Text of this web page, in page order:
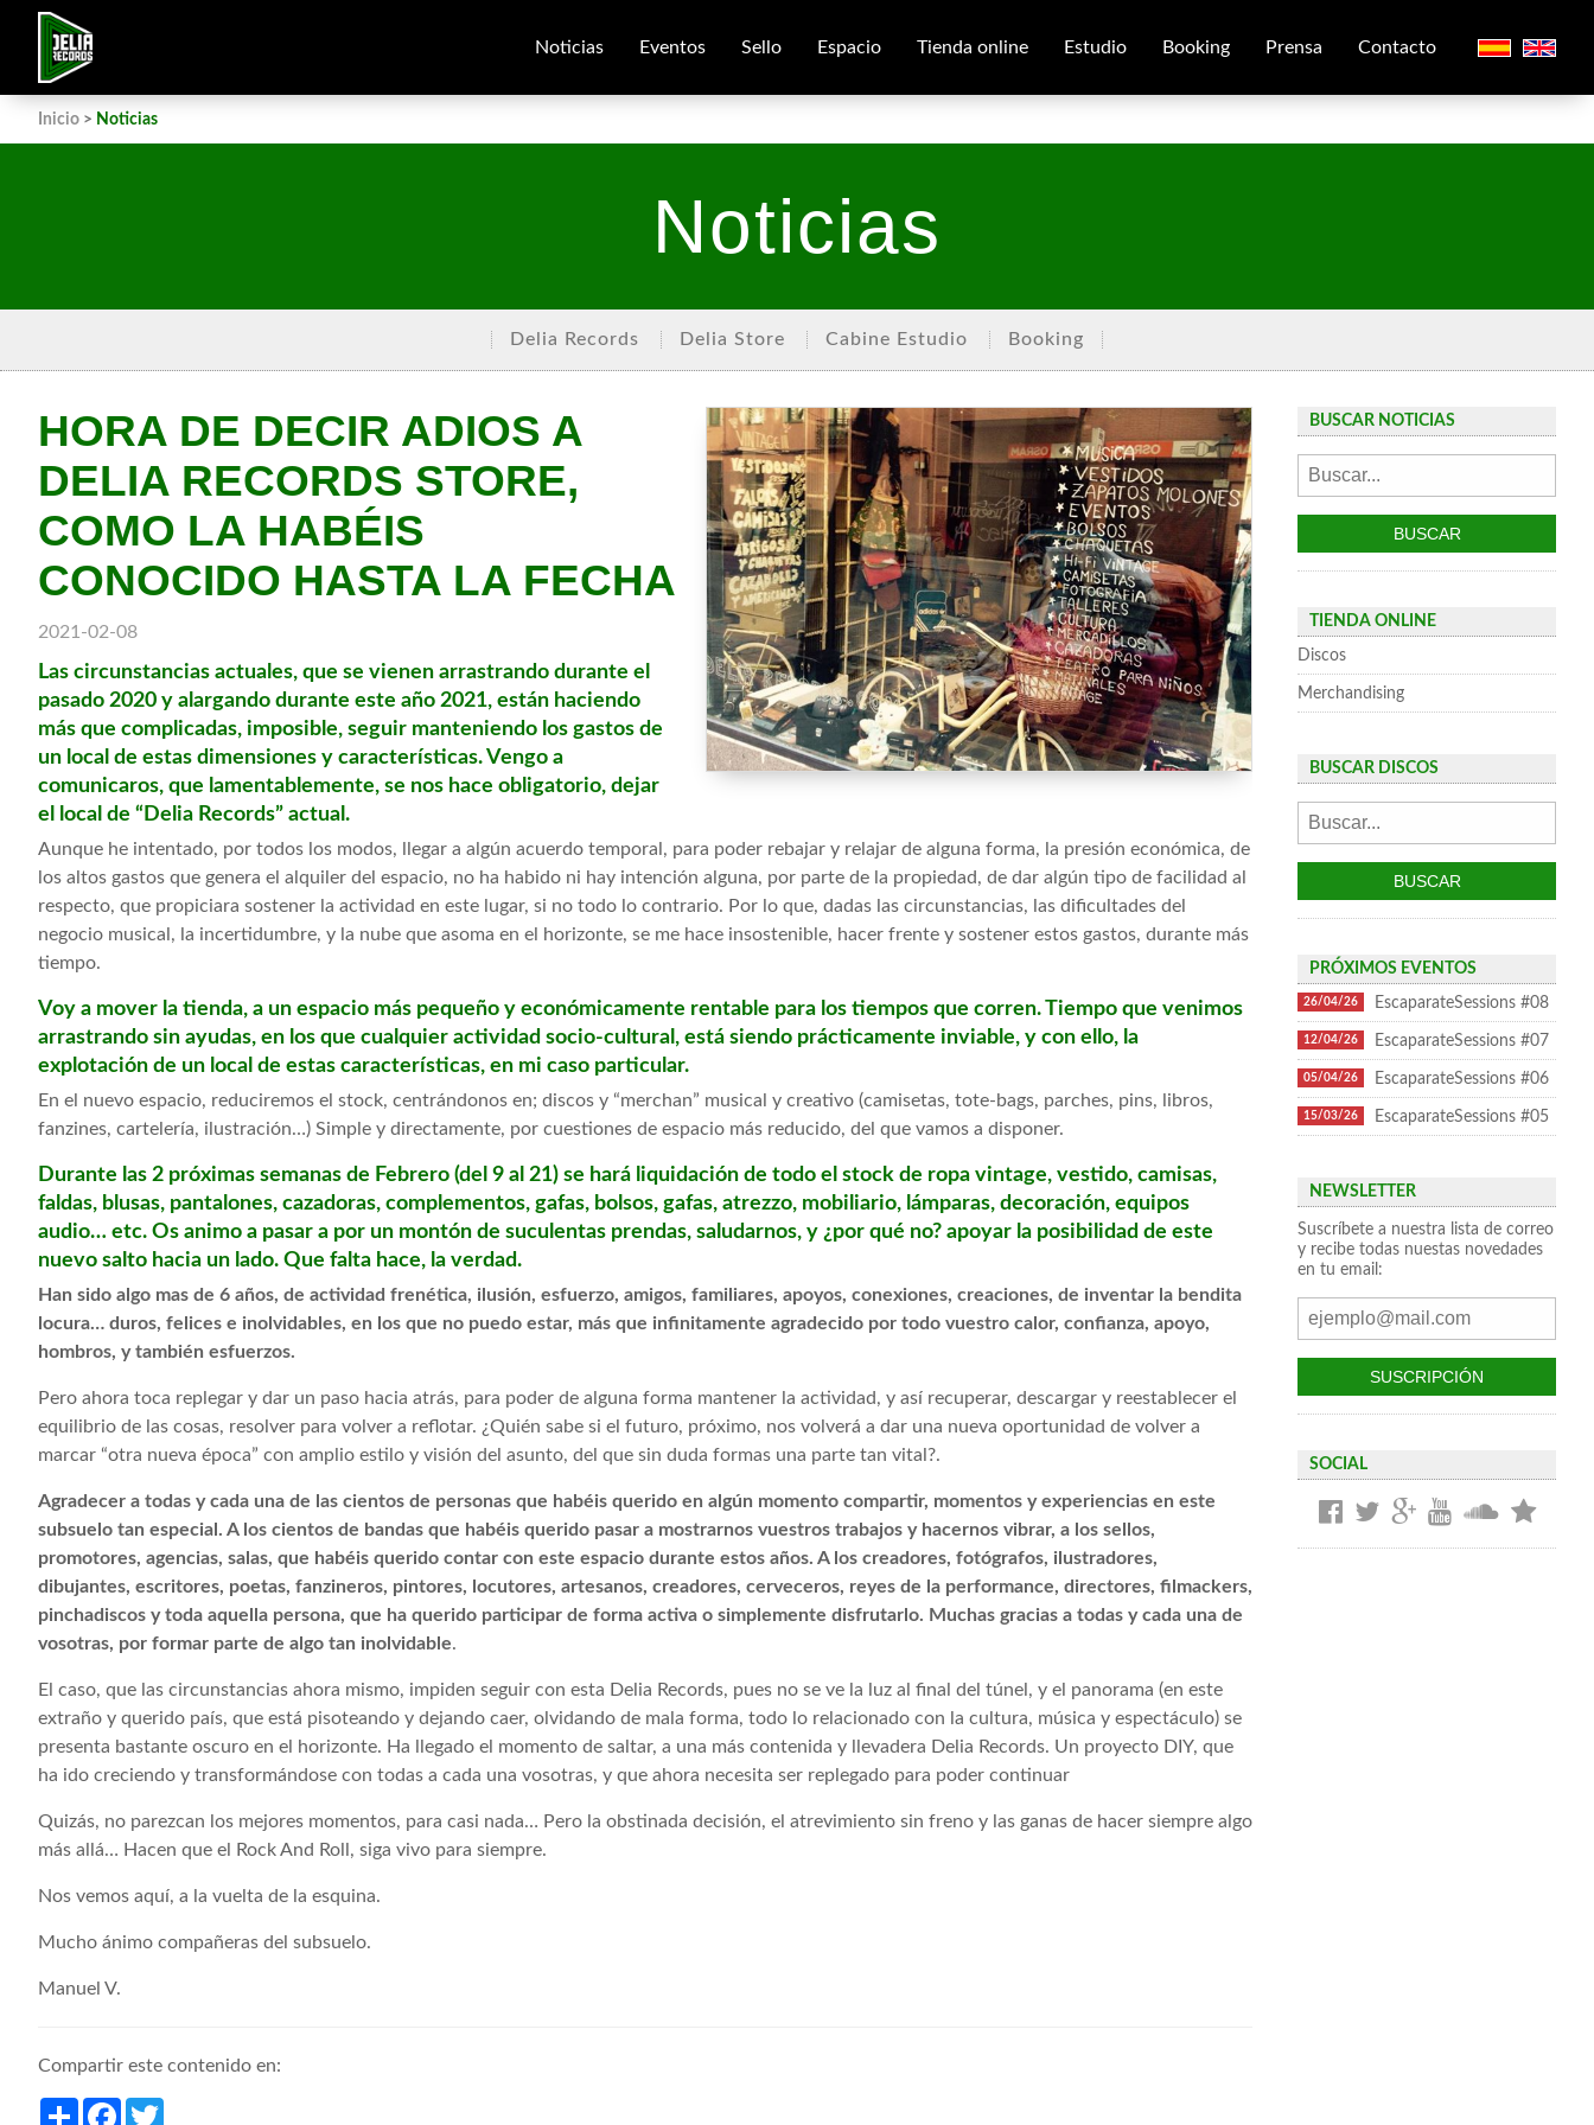
Noticias Eventos Sello Espacio Tienda online Estudio Booking Prensa Contacto
Inicio > Noticias
Noticias
Delia Records Delia Store Cabine Estudio Booking
HORA DE DECIR ADIOS A
DELIA RECORDS STORE,
COMO LA HABÉIS
CONOCIDO HASTA LA FECHA
2021-02-08
Las circunstancias actuales, que se vienen arrastrando durante el
pasado 2020 y alargando durante este año 2021, están haciendo
más que complicadas, imposible, seguir manteniendo los gastos de
un local de estas dimensiones y características. Vengo a
comunicaros, que lamentablemente, se nos hace obligatorio, dejar
el local de “Delia Records” actual.
Aunque he intentado, por todos los modos, llegar a algún acuerdo temporal, para poder rebajar y relajar de alguna forma, la presión económica, de
los altos gastos que genera el alquiler del espacio, no ha habido ni hay intención alguna, por parte de la propiedad, de dar algún tipo de facilidad al
respecto, que propiciara sostener la actividad en este lugar, si no todo lo contrario. Por lo que, dadas las circunstancias, las dificultades del
negocio musical, la incertidumbre, y la nube que asoma en el horizonte, se me hace insostenible, hacer frente y sostener estos gastos, durante más
tiempo.
Voy a mover la tienda, a un espacio más pequeño y económicamente rentable para los tiempos que corren. Tiempo que venimos
arrastrando sin ayudas, en los que cualquier actividad socio-cultural, está siendo prácticamente inviable, y con ello, la
explotación de un local de estas características, en mi caso particular.
En el nuevo espacio, reduciremos el stock, centrándonos en; discos y “merchan” musical y creativo (camisetas, tote-bags, parches, pins, libros,
fanzines, cartelería, ilustración…) Simple y directamente, por cuestiones de espacio más reducido, del que vamos a disponer.
Durante las 2 próximas semanas de Febrero (del 9 al 21) se hará liquidación de todo el stock de ropa vintage, vestido, camisas,
faldas, blusas, pantalones, cazadoras, complementos, gafas, bolsos, gafas, atrezzo, mobiliario, lámparas, decoración, equipos
audio… etc. Os animo a pasar a por un montón de suculentas prendas, saludarnos, y ¿por qué no? apoyar la posibilidad de este
nuevo salto hacia un lado. Que falta hace, la verdad.
Han sido algo mas de 6 años, de actividad frenética, ilusión, esfuerzo, amigos, familiares, apoyos, conexiones, creaciones, de inventar la bendita
locura… duros, felices e inolvidables, en los que no puedo estar, más que infinitamente agradecido por todo vuestro calor, confianza, apoyo,
hombros, y también esfuerzos.
Pero ahora toca replegar y dar un paso hacia atrás, para poder de alguna forma mantener la actividad, y así recuperar, descargar y reestablecer el
equilibrio de las cosas, resolver para volver a reflotar. ¿Quién sabe si el futuro, próximo, nos volverá a dar una nueva oportunidad de volver a
marcar “otra nueva época” con amplio estilo y visión del asunto, del que sin duda formas una parte tan vital?.
Agradecer a todas y cada una de las cientos de personas que habéis querido en algún momento compartir, momentos y experiencias en este
subsuelo tan especial. A los cientos de bandas que habéis querido pasar a mostrarnos vuestros trabajos y hacernos vibrar, a los sellos,
promotores, agencias, salas, que habéis querido contar con este espacio durante estos años. A los creadores, fotógrafos, ilustradores,
dibujantes, escritores, poetas, fanzineros, pintores, locutores, artesanos, creadores, cerveceros, reyes de la performance, directores, filmackers,
pinchadiscos y toda aquella persona, que ha querido participar de forma activa o simplemente disfrutarlo. Muchas gracias a todas y cada una de
vosotras, por formar parte de algo tan inolvidable.
El caso, que las circunstancias ahora mismo, impiden seguir con esta Delia Records, pues no se ve la luz al final del túnel, y el panorama (en este
extraño y querido país, que está pisoteando y dejando caer, olvidando de mala forma, todo lo relacionado con la cultura, música y espectáculo) se
presenta bastante oscuro en el horizonte. Ha llegado el momento de saltar, a una más contenida y llevadera Delia Records. Un proyecto DIY, que
ha ido creciendo y transformándose con todas a cada una vosotras, y que ahora necesita ser replegado para poder continuar
Quizás, no parezcan los mejores momentos, para casi nada… Pero la obstinada decisión, el atrevimiento sin freno y las ganas de hacer siempre algo
más allá… Hacen que el Rock And Roll, siga vivo para siempre.
Nos vemos aquí, a la vuelta de la esquina.
Mucho ánimo compañeras del subsuelo.
Manuel V.
Compartir este contenido en:
ShareFacebook
BUSCAR NOTICIAS
TIENDA ONLINE
Discos
Merchandising
BUSCAR DISCOS
PRÓXIMOS EVENTOS
26/04/26 EscaparateSessions #08
12/04/26 EscaparateSessions #07
05/04/26 EscaparateSessions #06
15/03/26 EscaparateSessions #05
NEWSLETTER
Suscríbete a nuestra lista de correo
y recibe todas nuestas novedades
en tu email:
SOCIAL